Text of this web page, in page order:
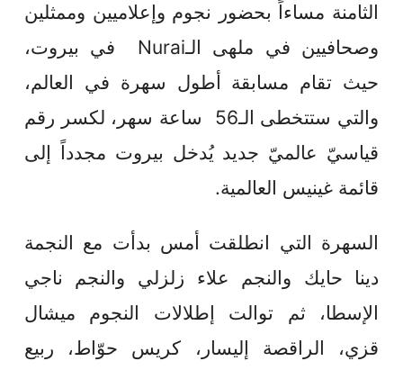
الثامنة مساءاً بحضور نجوم وإعلاميين وممثلين
وصحافيين في ملهى الـNurai في بيروت،
حيث تقام مسابقة أطول سهرة في العالم،
والتي ستتخطى الـ56 ساعة سهر، لكسر رقم
قياسيّ عالميّ جديد يُدخل بيروت مجدداً إلى
قائمة غينيس العالمية.
السهرة التي انطلقت أمس بدأت مع النجمة
دينا حايك والنجم علاء زلزلي والنجم ناجي
الإسطا، ثم توالت إطلالات النجوم ميشال
قزي، الراقصة إليسار، كريس حوّاط، ربيع